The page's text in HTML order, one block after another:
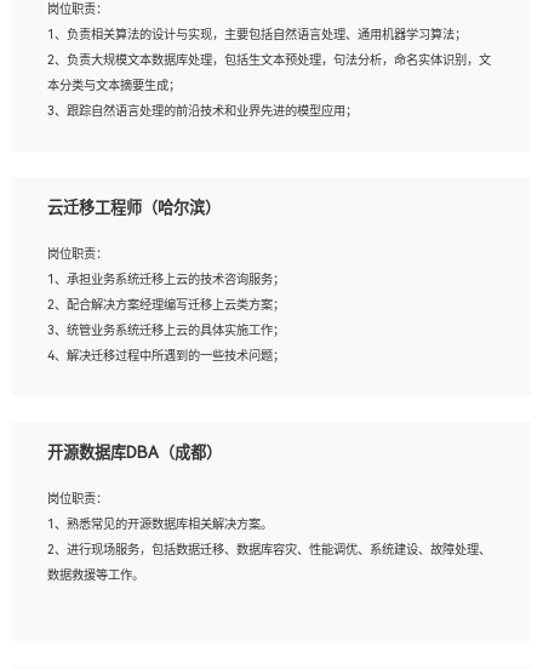
3、熟悉数据库开发，熟悉Mysql、Oracle、MongoDb数据库应用开发其中一种；
4、熟悉Python Wed框架（Django/Flask...）代码能力优秀，熟悉编码规范和具备
良好的文档编写能力）；
5、沟通表达能力强，具备团队协作能力。
岗位职责：
1、负责相关算法的设计与实现，主要包括自然语言处理、通用机器学习算法；
2、负责大规模文本数据库处理，包括生文本预处理，句法分析，命名实体识别，文
本分类与文本摘要生成；
3、跟踪自然语言处理的前沿技术和业界先进的模型应用；
岗位要求：
2、熟悉tensorflow，keras，pytorch等常规深度学习框架，快速根据客户需求实现
有效的模型；
3、熟悉掌握至少一种编程语言，如：Python，Java；
4、 熟悉NLP相关算法与实现；
5、至少有一次及以上问答系统的项目实践，熟悉问答系统全流程开发者优先；
云迁移工程师（哈尔滨）
岗位职责：
1、承担业务系统迁移上云的技术咨询服务；
2、配合解决方案经理编写迁移上云类方案；
3、统管业务系统迁移上云的具体实施工作；
4、解决迁移过程中所遇到的一些技术问题；
1、专科及以上学历，三年以上工作经验，计算机等相关专业；
3、熟悉常见操作系统、存储、网络、 IO 等相关原理；
4、具有迁移工具实操经验，具备P2V、V2V迁移能力；
5、熟练华为、VMware虚拟化、云计算及云存储技术；
6、熟悉主流数据库、应用服务器、中间件部署架构和运维方法；
开源数据库DBA（成都）
岗位职责：
1、熟悉常见的开源数据库相关解决方案。
2、进行现场服务，包括数据迁移、数据库容灾、性能调优、系统建设、故障处理、
数据救援等工作。